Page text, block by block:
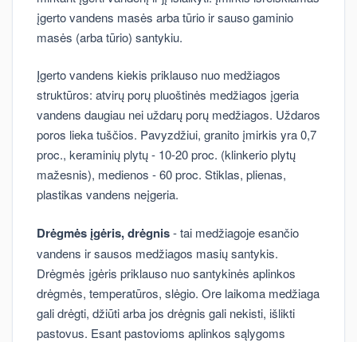
įgerto vandens masės arba tūrio ir sauso gaminio
masės (arba tūrio) santykiu.
Įgerto vandens kiekis priklauso nuo medžiagos
struktūros: atvirų porų pluoštinės medžiagos įgeria
vandens daugiau nei uždarų porų medžiagos. Uždaros
poros lieka tuščios. Pavyzdžiui, granito įmirkis yra 0,7
proc., keraminių plytų - 10-20 proc. (klinkerio plytų
mažesnis), medienos - 60 proc. Stiklas, plienas,
plastikas vandens neįgeria.
Drėgmės įgėris, drėgnis- tai medžiagoje esančio
vandens ir sausos medžiagos masių santykis.
Drėgmės įgėris priklauso nuo santykinės aplinkos
drėgmės, temperatūros, slėgio. Ore laikoma medžiaga
gali drėgti, džiūti arba jos drėgnis gali nekisti, išlikti
pastovus. Esant pastovioms aplinkos sąlygoms